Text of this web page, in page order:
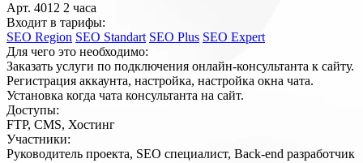
Арт. 4012 2 часа
Входит в тарифы:
SEO Region SEO Standart SEO Plus SEO Expert
Для чего это необходимо:
Заказать услуги по подключения онлайн-консультанта к сайту.
Регистрация аккаунта, настройка, настройка окна чата.
Установка когда чата консультанта на сайт.
Доступы:
FTP, CMS, Хостинг
Участники:
Руководитель проекта, SEO специалист, Back-end разработчик